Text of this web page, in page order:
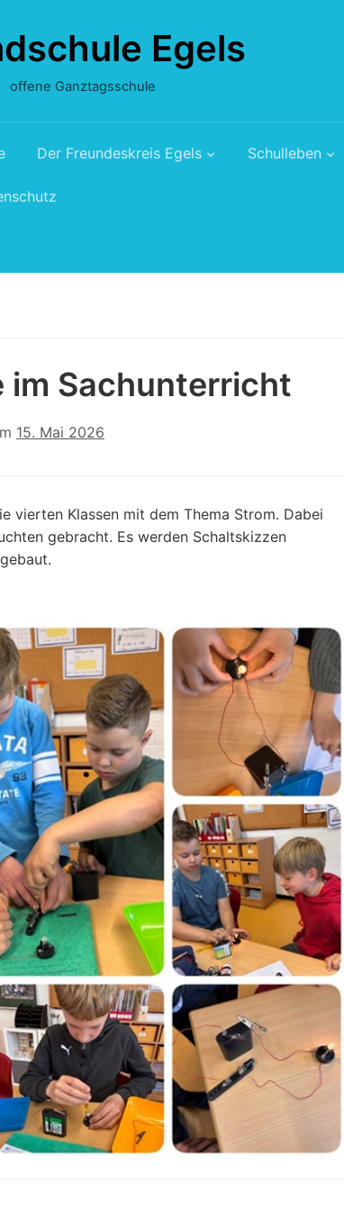
Egels
offene Ganztagsschule
Der Freundeskreis Egels Schulleben
im Sachunterricht
15. Mai 2026
vierten Klassen mit dem Thema Strom. Dabei
gebracht. Es werden Schaltskizzen